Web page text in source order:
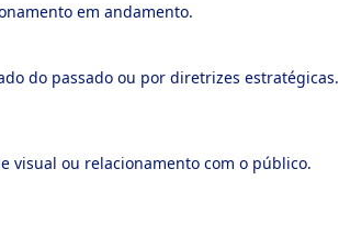
em andamento.
do passado ou por diretrizes estratégicas.
visual ou relacionamento com o público.